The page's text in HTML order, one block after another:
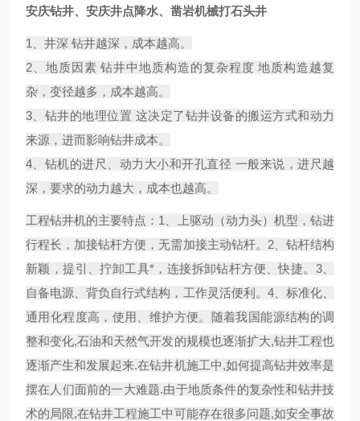
安庆钻井、安庆井点降水、凿岩机械打石头井
1、井深 钻井越深，成本越高。
2、地质因素 钻井中地质构造的复杂程度 地质构造越复
杂，变径越多，成本越高。
3、钻井的地理位置 这决定了钻井设备的搬运方式和动力
来源，进而影响钻井成本。
4、钻机的进尺、动力大小和开孔直径 一般来说，进尺越
深，要求的动力越大，成本也越高。
工程钻井机的主要特点：1、上驱动（动力头）机型，钻进
行程长，加接钻杆方便，无需加接主动钻杆。2、钻杆结构
新颖，提引、拧卸工具*，连接拆卸钻杆方便、快捷。3、
自备电源、背负自行式结构，工作灵活便利。4、标准化、
通用化程度高，使用、维护方便。随着我国能源结构的调
整和变化,石油和天然气开发的规模也逐渐扩大,钻井工程也
逐渐产生和发展起来.在钻井机施工中,如何提高钻井效率是
摆在人们面前的一大难题.由于地质条件的复杂性和钻井技
术的局限,在钻井工程施工中可能存在很多问题,如安全事故